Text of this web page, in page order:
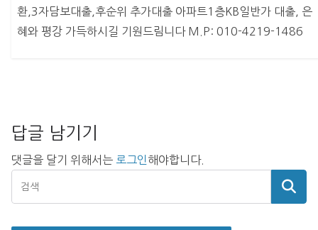
환,3자담보대출,후순위 추가대출 아파트1층KB일반가 대출, 은
혜와 평강 가득하시길 기원드림니다 M.P: 010-4219-1486
답글 남기기
댓글을 달기 위해서는 로그인 해야합니다.